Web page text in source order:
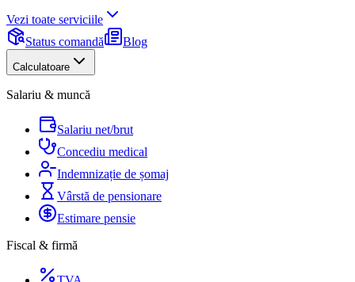
Vezi toate serviciile
Status comandă
Blog
Calculatoare
Salariu & muncă
Salariu net/brut
Concediu medical
Indemnizație de șomaj
Vârstă de pensionare
Estimare pensie
Fiscal & firmă